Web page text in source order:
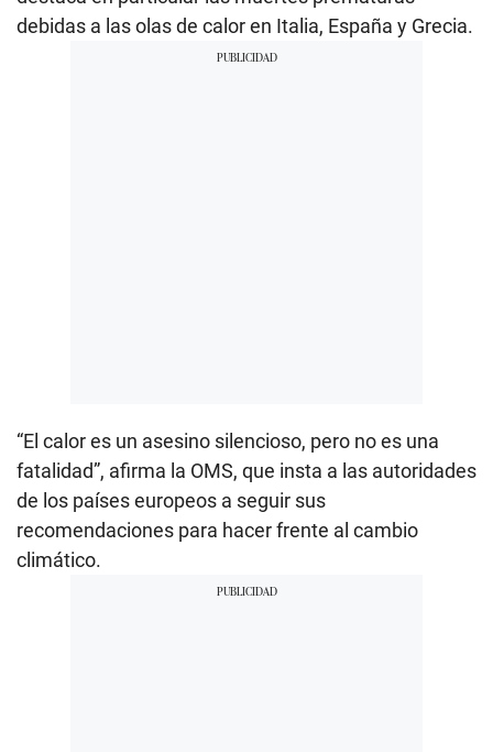
debidas a las olas de calor en Italia, España y Grecia.
“El calor es un asesino silencioso, pero no es una
fatalidad”, afirma la OMS, que insta a las autoridades
de los países europeos a seguir sus
recomendaciones para hacer frente al cambio
climático.